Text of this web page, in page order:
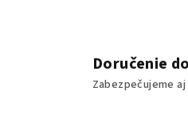
Doručenie
Zabezpečujeme